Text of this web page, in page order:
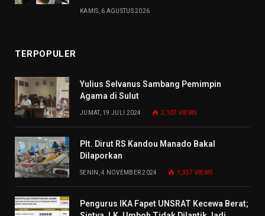
KAMIS, 6 AGUSTUS 2026
TERPOPULER
Yulius Selvanus Sambang Pemimpin
Agama di Sulut
JUMAT, 19 JULI 2024 2,107 VIEWS
Plt. Dirut RS Kandou Manado Bakal
Dilaporkan
SENIN, 4 NOVEMBER 2024 1,357 VIEWS
Pengurus IKA Fapet UNSRAT Kecewa Berat;